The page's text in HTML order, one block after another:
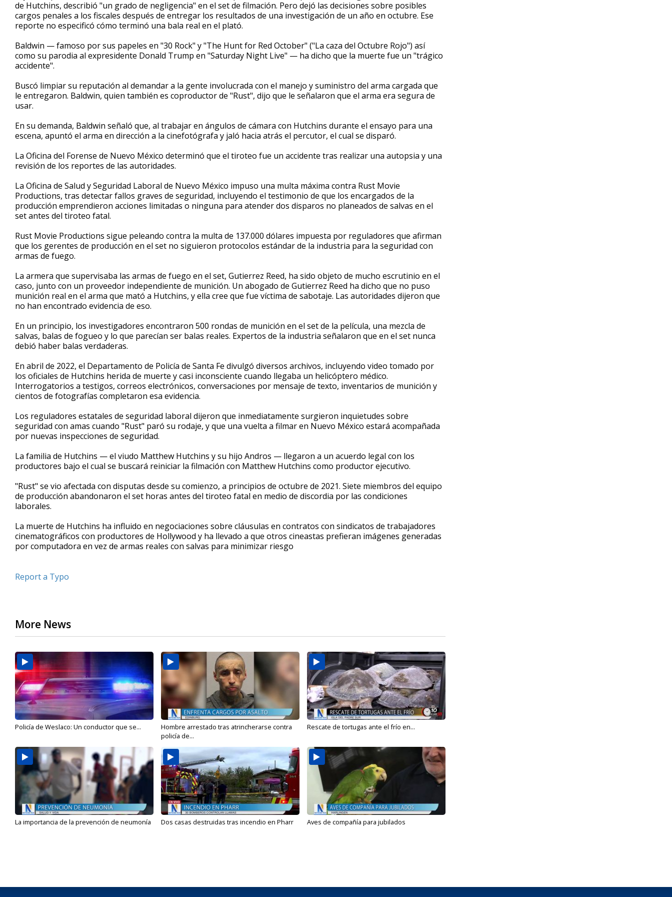
de Hutchins, describió "un grado de negligencia" en el set de filmación. Pero dejó las decisiones sobre posibles
cargos penales a los fiscales después de entregar los resultados de una investigación de un año en octubre. Ese
reporte no especificó cómo terminó una bala real en el plató.
Baldwin — famoso por sus papeles en "30 Rock" y "The Hunt for Red October" ("La caza del Octubre Rojo") así
como su parodia al expresidente Donald Trump en "Saturday Night Live" — ha dicho que la muerte fue un "trágico
accidente".
Buscó limpiar su reputación al demandar a la gente involucrada con el manejo y suministro del arma cargada que
le entregaron. Baldwin, quien también es coproductor de "Rust", dijo que le señalaron que el arma era segura de
usar.
En su demanda, Baldwin señaló que, al trabajar en ángulos de cámara con Hutchins durante el ensayo para una
escena, apuntó el arma en dirección a la cinefotógrafa y jaló hacia atrás el percutor, el cual se disparó.
La Oficina del Forense de Nuevo México determinó que el tiroteo fue un accidente tras realizar una autopsia y una
revisión de los reportes de las autoridades.
La Oficina de Salud y Seguridad Laboral de Nuevo México impuso una multa máxima contra Rust Movie
Productions, tras detectar fallos graves de seguridad, incluyendo el testimonio de que los encargados de la
producción emprendieron acciones limitadas o ninguna para atender dos disparos no planeados de salvas en el
set antes del tiroteo fatal.
Rust Movie Productions sigue peleando contra la multa de 137.000 dólares impuesta por reguladores que afirman
que los gerentes de producción en el set no siguieron protocolos estándar de la industria para la seguridad con
armas de fuego.
La armera que supervisaba las armas de fuego en el set, Gutierrez Reed, ha sido objeto de mucho escrutinio en el
caso, junto con un proveedor independiente de munición. Un abogado de Gutierrez Reed ha dicho que no puso
munición real en el arma que mató a Hutchins, y ella cree que fue víctima de sabotaje. Las autoridades dijeron que
no han encontrado evidencia de eso.
En un principio, los investigadores encontraron 500 rondas de munición en el set de la película, una mezcla de
salvas, balas de fogueo y lo que parecían ser balas reales. Expertos de la industria señalaron que en el set nunca
debió haber balas verdaderas.
En abril de 2022, el Departamento de Policía de Santa Fe divulgó diversos archivos, incluyendo video tomado por
los oficiales de Hutchins herida de muerte y casi inconsciente cuando llegaba un helicóptero médico.
Interrogatorios a testigos, correos electrónicos, conversaciones por mensaje de texto, inventarios de munición y
cientos de fotografías completaron esa evidencia.
Los reguladores estatales de seguridad laboral dijeron que inmediatamente surgieron inquietudes sobre
seguridad con amas cuando "Rust" paró su rodaje, y que una vuelta a filmar en Nuevo México estará acompañada
por nuevas inspecciones de seguridad.
La familia de Hutchins — el viudo Matthew Hutchins y su hijo Andros — llegaron a un acuerdo legal con los
productores bajo el cual se buscará reiniciar la filmación con Matthew Hutchins como productor ejecutivo.
"Rust" se vio afectada con disputas desde su comienzo, a principios de octubre de 2021. Siete miembros del equipo
de producción abandonaron el set horas antes del tiroteo fatal en medio de discordia por las condiciones
laborales.
La muerte de Hutchins ha influido en negociaciones sobre cláusulas en contratos con sindicatos de trabajadores
cinematográficos con productores de Hollywood y ha llevado a que otros cineastas prefieran imágenes generadas
por computadora en vez de armas reales con salvas para minimizar riesgo
Report a Typo
More News
Policía de Weslaco: Un conductor que se...
Hombre arrestado tras atrincherarse contra
policía de...
Rescate de tortugas ante el frío en...
La importancia de la prevención de neumonía Dos casas destruidas tras incendio en Pharr Aves de compañía para jubilados